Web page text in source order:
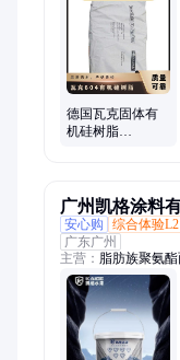
1、s-lecbl-2、汽车
20、树脂ks-3、
l2醛树脂、ts610ts-610
德国瓦克固体有
机硅树脂
广州凯格涂料
安心购
综合体验L2
广东广州
主营： 脂肪族聚氨
防腐涂料油漆、氟
漆、环氧防腐面漆